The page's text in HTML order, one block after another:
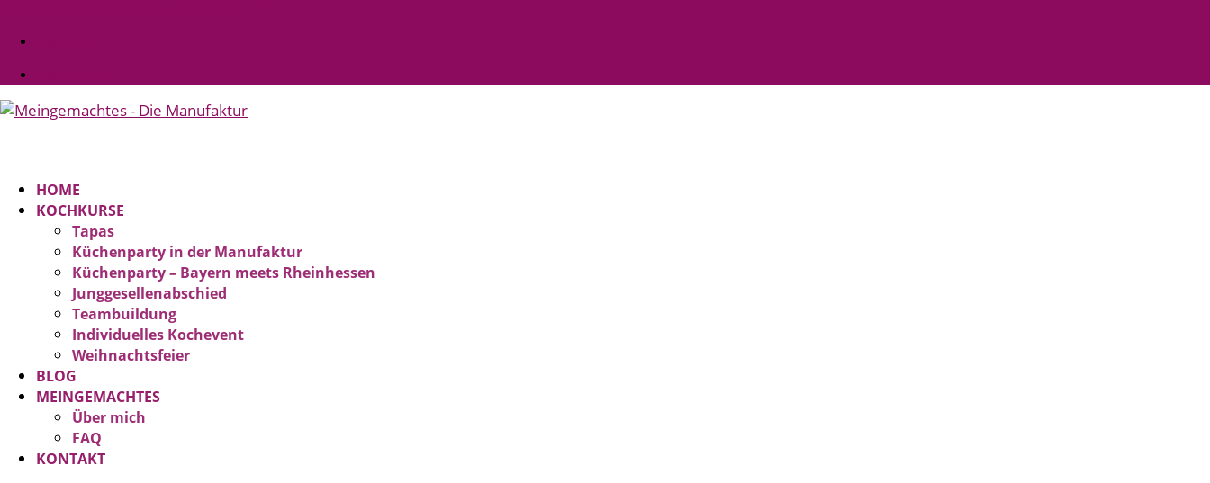
HOME
KOCHKURSE
Tapas
Küchenparty in der Manufaktur
Küchenparty – Bayern meets Rheinhessen
Junggesellenabschied
Teambuildung
Individuelles Kochevent
Weihnachtsfeier
BLOG
MEINGEMACHTES
Über mich
FAQ
KONTAKT